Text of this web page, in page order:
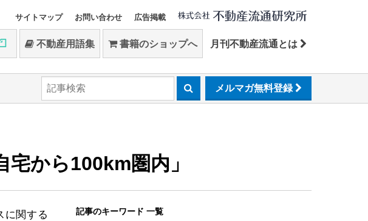
サイトマップ お問い合わせ 広告掲載
不動産用語集 書籍のショップへ 月刊不動産流通とは
メルマガ無料登録
から100km圏内」
に関する
記事のキーワード 一覧